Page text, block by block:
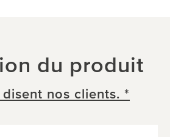
du produit
disent nos clients. *